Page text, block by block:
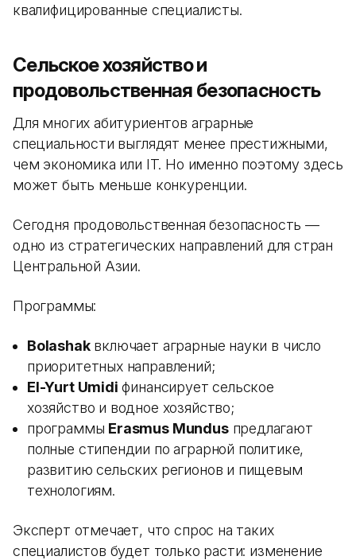
квалифицированные специалисты.
Сельское хозяйство и
продовольственная безопасность
Для многих абитуриентов аграрные
специальности выглядят менее престижными,
чем экономика или IT. Но именно поэтому здесь
может быть меньше конкуренции.
Сегодня продовольственная безопасность —
одно из стратегических направлений для стран
Центральной Азии.
Программы:
Bolashakвключает аграрные науки в число
приоритетных направлений;
El-Yurt Umidi финансирует сельское
хозяйство и водное хозяйство;
программы Erasmus Mundusпредлагают
полные стипендии по аграрной политике,
развитию сельских регионов и пищевым
технологиям.
Эксперт отмечает, что спрос на таких
специалистов будет только расти: изменение